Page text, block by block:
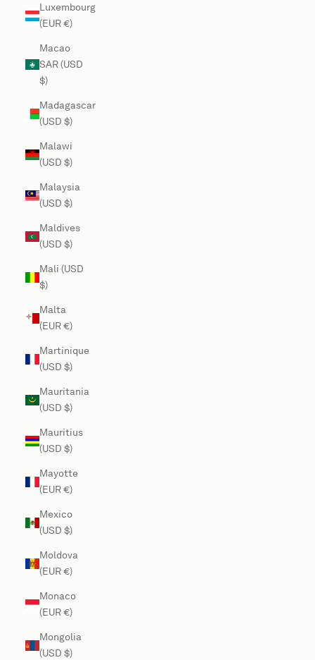
Luxembourg
(EUR €)
Macao
SAR (USD
$)
Madagascar
(USD $)
Malawi
(USD $)
Malaysia
(USD $)
Maldives
(USD $)
Mali (USD
$)
Malta
(EUR €)
Martinique
(USD $)
Mauritania
(USD $)
Mauritius
(USD $)
Mayotte
(EUR €)
Mexico
(USD $)
Moldova
(EUR €)
Monaco
(EUR €)
Mongolia
(USD $)